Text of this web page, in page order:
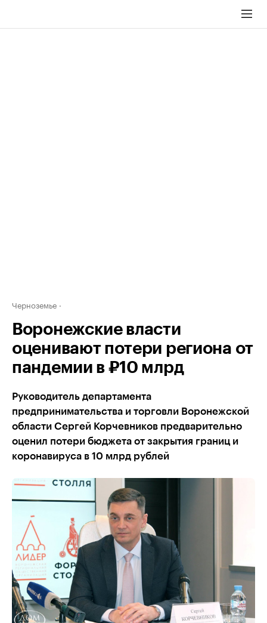
Черноземье
Воронежские власти
оценивают потери региона от
пандемии в ₽10 млрд
Руководитель департамента
предпринимательства и торговли Воронежской
области Сергей Корчевников предварительно
оценил потери бюджета от закрытия границ и
коронавируса в 10 млрд рублей